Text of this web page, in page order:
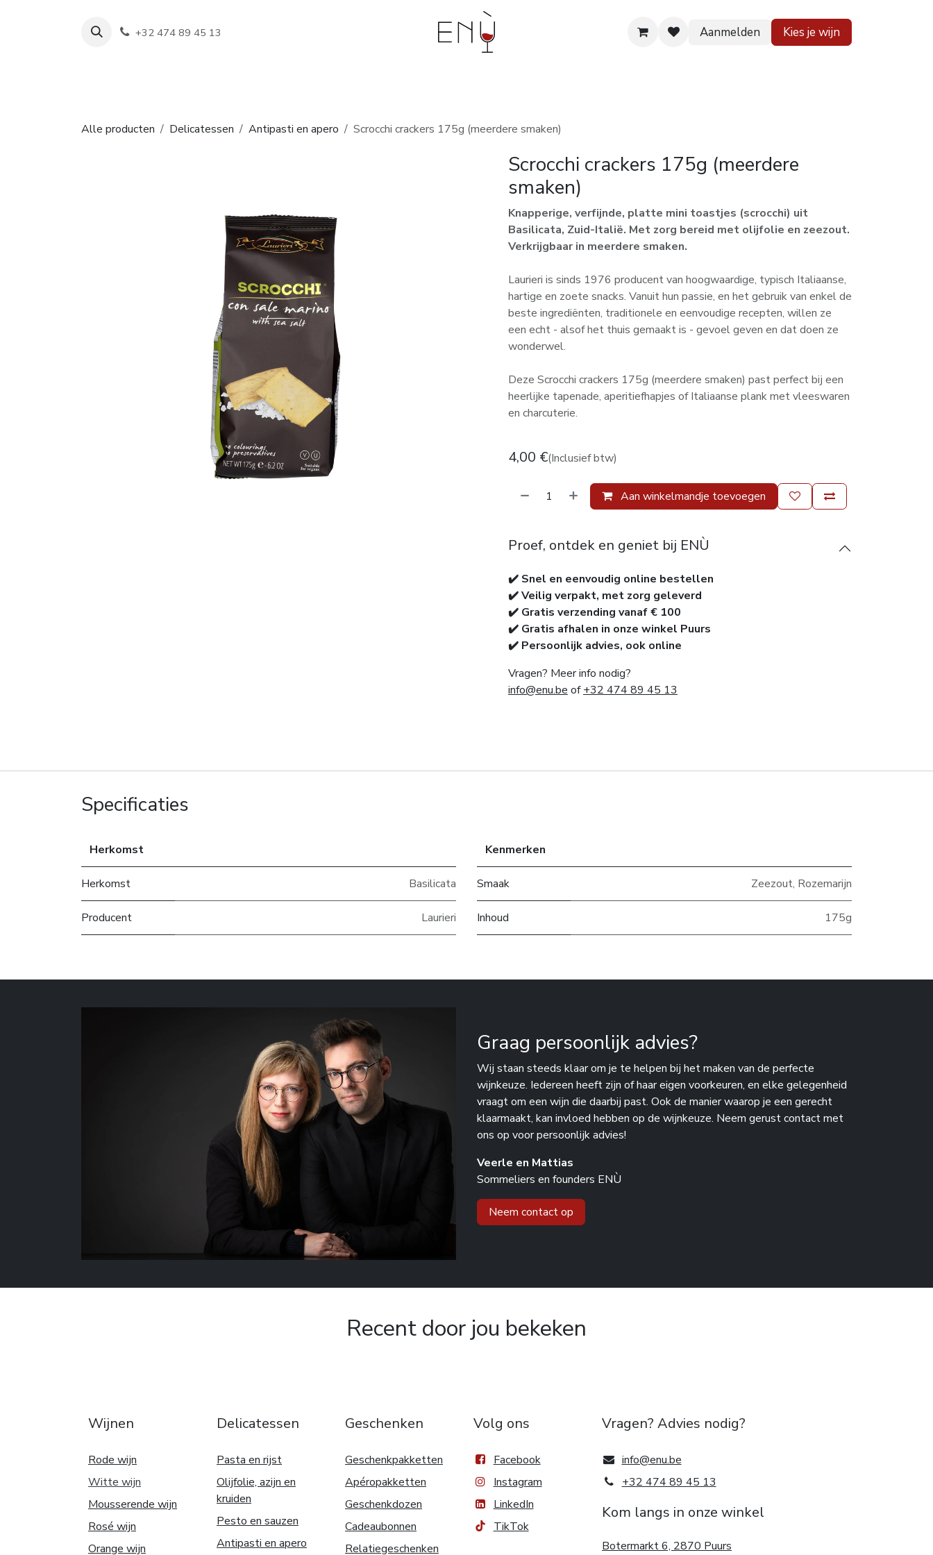
+32 474 89 45 13 Aanmelden Kies je wijn
Alle producten Delicatessen Antipasti en apero Scrocchi crackers 175g (meerdere smaken)
Scrocchi crackers 175g (meerdere
smaken)
Knapperige, verfijnde, platte mini toastjes (scrocchi) uit
Basilicata, Zuid-Italië. Met zorg bereid met olijfolie en zeezout.
Verkrijgbaar in meerdere smaken.
Laurieri is sinds 1976 producent van hoogwaardige, typisch Italiaanse,
hartige en zoete snacks. Vanuit hun passie, en het gebruik van enkel de
beste ingrediënten, traditionele en eenvoudige recepten, willen ze
een echt - alsof het thuis gemaakt is - gevoel geven en dat doen ze
wonderwel.
Deze Scrocchi crackers 175g (meerdere smaken) past perfect bij een
heerlijke tapenade, aperitiefhapjes of Italiaanse plank met vleeswaren
en charcuterie.
4,00 €(Inclusief btw)
Aan winkelmandje toevoegen
Proef, ontdek en geniet bij ENÙ
✔️ Snel en eenvoudig online bestellen
✔️ Veilig verpakt, met zorg geleverd
✔️ Gratis verzending vanaf € 100
✔️ Gratis afhalen in onze winkel Puurs
✔️ Persoonlijk advies, ook online
Vragen? Meer info nodig?
info@enu.be of+32 474 89 45 13
Specificaties
Herkomst
Herkomst Basilicata
Producent Laurieri
Kenmerken
Smaak Zeezout, Rozemarijn
Inhoud 175g
Graag persoonlijk advies?
Wij staan steeds klaar om je te helpen bij het maken van de perfecte
wijnkeuze. Iedereen heeft zijn of haar eigen voorkeuren, en elke gelegenheid
vraagt om een wijn die daarbij past. Ook de manier waarop je een gerecht
klaarmaakt, kan invloed hebben op de wijnkeuze. Neem gerust contact met
ons op voor persoonlijk advies!
Veerle en Mattias
Sommeliers en founders ENÙ
Neem contact op
Recent door jou bekeken
Wijnen
Rode wijn
Witte wijn
Mousserende wijn
Rosé wijn
Orange wijn
Delicatessen
Pasta en rijst
Olijfolie, azijn en
kruiden
Pesto en sauzen
Antipasti en apero
Geschenken
Geschenkpakketten
Apéropakketten
Geschenkdozen
Cadeaubonnen
Relatiegeschenken
Volg ons
Facebook
Instagram
LinkedIn
TikTok
Vragen? Advies nodig?
info@enu.be
+32 474 89 45 13
Kom langs in onze winkel
Botermarkt 6, 2870 Puurs